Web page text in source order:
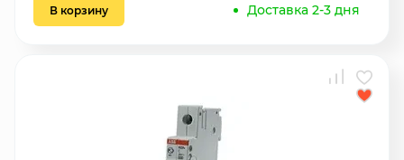
В корзину Доставка 2-3 дня